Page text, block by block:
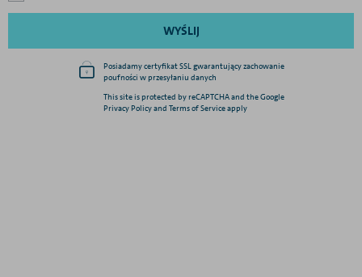
WYŚLIJ
Posiadamy certyfikat SSL gwarantujący zachowanie
poufności w przesyłaniu danych
This site is protected by reCAPTCHA and the Google
Privacy Policy and Terms of Service apply